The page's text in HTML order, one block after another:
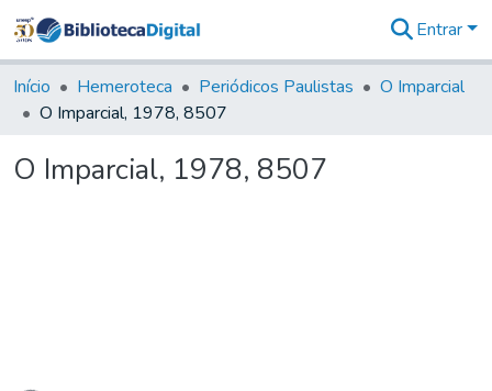
&
Coleções
Tudo na
Digital
Entrar
Início Hemeroteca Periódicos Paulistas
O Imparcial
O Imparcial, 1978, 8507
O Imparcial, 1978, 8507